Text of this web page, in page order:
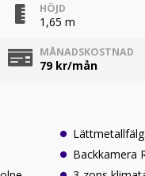
HÖJD
1,65 m
MÅNADSKOSTNAD
79kr/mån
Backkamera